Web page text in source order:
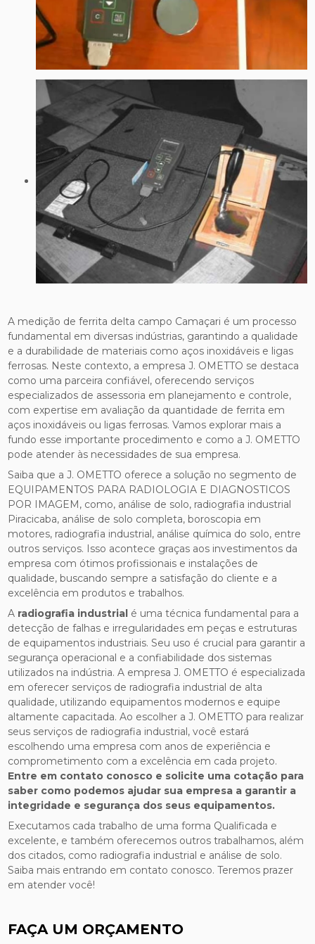
A medição de ferrita delta campo Camaçari é um processo
fundamental em diversas indústrias, garantindo a qualidade
e a durabilidade de materiais como aços inoxidáveis e ligas
ferrosas. Neste contexto, a empresa J. OMETTO se destaca
como uma parceira confiável, oferecendo serviços
especializados de assessoria em planejamento e controle,
com expertise em avaliação da quantidade de ferrita em
aços inoxidáveis ou ligas ferrosas. Vamos explorar mais a
fundo esse importante procedimento e como a J. OMETTO
pode atender às necessidades de sua empresa.
Saiba que a J. OMETTO oferece a solução no segmento de
EQUIPAMENTOS PARA RADIOLOGIA E DIAGNOSTICOS
POR IMAGEM, como, análise de solo, radiografia industrial
Piracicaba, análise de solo completa, boroscopia em
motores, radiografia industrial, análise química do solo, entre
outros serviços. Isso acontece graças aos investimentos da
empresa com ótimos profissionais e instalações de
qualidade, buscando sempre a satisfação do cliente e a
excelência em produtos e trabalhos.
A radiografia industrial é uma técnica fundamental para a
detecção de falhas e irregularidades em peças e estruturas
de equipamentos industriais. Seu uso é crucial para garantir a
segurança operacional e a confiabilidade dos sistemas
utilizados na indústria. A empresa J. OMETTO é especializada
em oferecer serviços de radiografia industrial de alta
qualidade, utilizando equipamentos modernos e equipe
altamente capacitada. Ao escolher a J. OMETTO para realizar
seus serviços de radiografia industrial, você estará
escolhendo uma empresa com anos de experiência e
comprometimento com a excelência em cada projeto.
Entre em contato conosco e solicite uma cotação para
saber como podemos ajudar sua empresa a garantir a
integridade e segurança dos seus equipamentos.
Executamos cada trabalho de uma forma Qualificada e
excelente, e também oferecemos outros trabalhamos, além
dos citados, como radiografia industrial e análise de solo.
Saiba mais entrando em contato conosco. Teremos prazer
em atender você!
FAÇA UM ORÇAMENTO